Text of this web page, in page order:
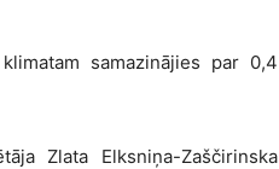
samazinājies par 0,4
Zlata Elksniņa-Zaščirinska